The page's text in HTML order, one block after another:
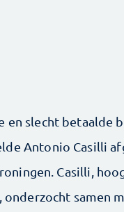
en slecht betaalde
Antonio Casilli
Casilli,
samen